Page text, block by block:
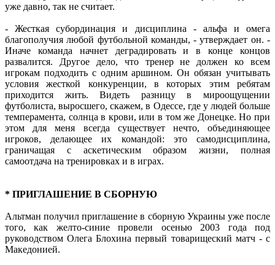
уже давно, так не считает.
- Жесткая субординация и дисциплина - альфа и омега
благополучия любой футбольной команды, - утверждает он. -
Иначе команда начнет деградировать и в конце концов
развалится. Другое дело, что тренер не должен ко всем
игрокам подходить с одним аршином. Он обязан учитывать
условия жесткой конкуренции, в которых этим ребятам
приходится жить. Видеть разницу в мироощущении
футболиста, выросшего, скажем, в Одессе, где у людей больше
темперамента, солнца в крови, или в том же Донецке. Но при
этом для меня всегда существует нечто, объединяющее
игроков, делающее их командой: это самодисциплина,
граничащая с аскетическим образом жизни, полная
самоотдача на тренировках и в играх.
* ПРИГЛАШЕНИЕ В СБОРНУЮ
Альтман получил приглашение в сборную Украины уже после
того, как желто-синие провели осенью 2003 года под
руководством Олега Блохина первый товарищеский матч - с
Македонией.